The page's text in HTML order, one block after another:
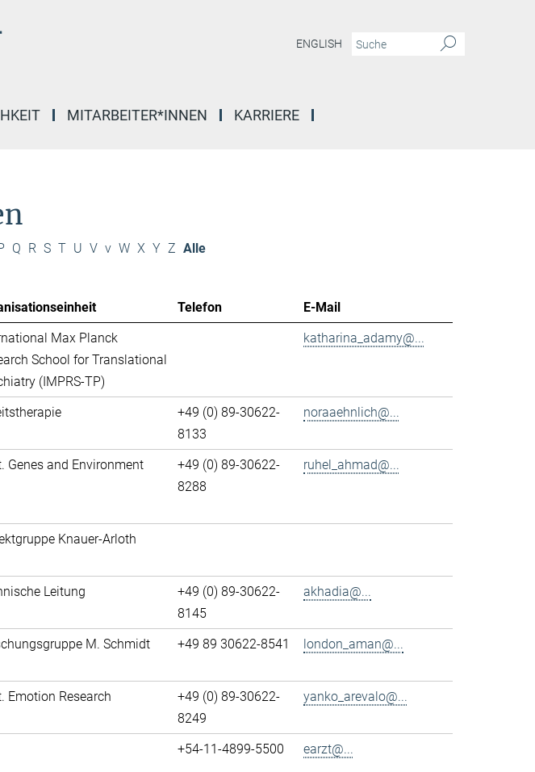
ENGLISH
MITARBEITER*INNEN
KARRIERE
Q R S T U V v W X Y Z Alle
Telefon
E-Mail
Max Planck
School for Translational
(IMPRS-TP)
katharina_adamy@...
+49 (0) 89-30622-
8133
noraaehnlich@...
Genes and Environment
+49 (0) 89-30622-
8288
ruhel_ahmad@...
Knauer-Arloth
Leitung
+49 (0) 89-30622-
8145
akhadia@...
M. Schmidt +49 89 30622-8541 london_aman@...
Emotion Research
+49 (0) 89-30622-
8249
yanko_arevalo@...
+54-11-4899-5500 earzt@...